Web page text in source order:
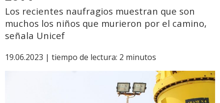
Los recientes naufragios muestran que son
muchos los niños que murieron por el camino,
señala Unicef
19.06.2023 | tiempo de lectura: 2 minutos